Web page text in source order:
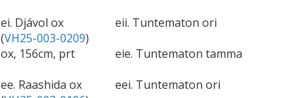
ei. Djávol ox
(VH25-003-0209)
ox, 156cm, prt
eii. Tuntematon ori
eie. Tuntematon tamma
ee. Raashida ox
eei. Tuntematon ori